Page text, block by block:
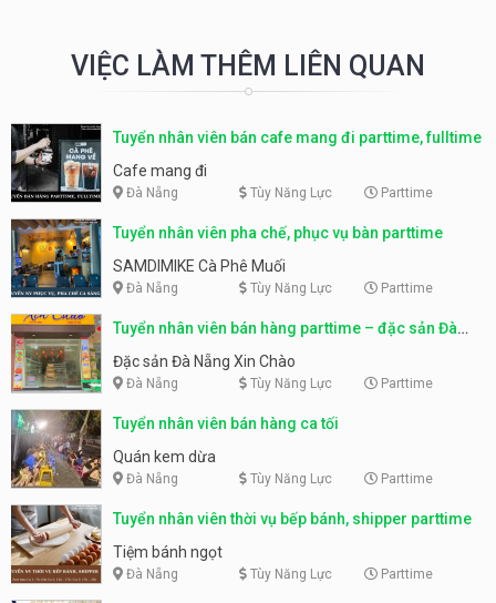
VIỆC LÀM THÊM LIÊN QUAN
Tuyển nhân viên bán cafe mang đi parttime, fulltime
Cafe mang đi
Đà Nẵng Tùy Năng Lực Parttime
Tuyển nhân viên pha chế, phục vụ bàn parttime
SAMDIMIKE Cà Phê Muối
Đà Nẵng Tùy Năng Lực Parttime
Tuyển nhân viên bán hàng parttime – đặc sản Đà
Nẵng
Đặc sản Đà Nẵng Xin Chào
Đà Nẵng Tùy Năng Lực Parttime
Tuyển nhân viên bán hàng ca tối
Quán kem dừa
Đà Nẵng Tùy Năng Lực Parttime
Tuyển nhân viên thời vụ bếp bánh, shipper parttime
Tiệm bánh ngọt
Đà Nẵng Tùy Năng Lực Parttime